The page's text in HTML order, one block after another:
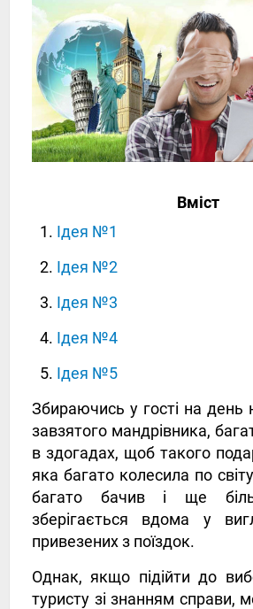
Вміст
Ідея №1
Ідея №2
Ідея №3
Ідея №4
Ідея №5
Збираючись у гості на
завзятого мандрівника,
в здогадах, щоб такого
яка багато колесила по
багато бачив і ще
зберігається вдома у
привезених з поїздок.
Однак, якщо підійти до
туристу зі знанням справи,